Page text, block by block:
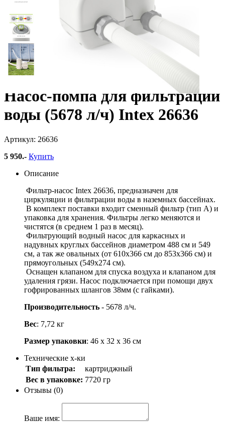
Насос-помпа для фильтрации
воды (5678 л/ч) Intex 26636
Артикул: 26636
5 950.- Купить
Описание
Фильтр-насос Intex 26636, предназначен для
циркуляции и фильтрации воды в наземных бассейнах.
В комплект поставки входит сменный фильтр (тип А) и
упаковка для хранения. Фильтры легко меняются и
чистятся (в среднем 1 раз в месяц).
Фильтрующий водный насос для каркасных и
надувных круглых бассейнов диаметром 488 см и 549
см, а так же овальных (от 610х366 см до 853х366 см) и
прямоугольных (549х274 см).
Оснащен клапаном для спуска воздуха и клапаном для
удаления грязи. Насос подключается при помощи двух
гофрированных шлангов 38мм (с гайками).
Производительность - 5678 л/ч.
Вес: 7,72 кг
Размер упаковки: 46 х 32 х 36 см
Технические х-ки
Тип фильтра:
картриджный
Вес в упаковке: 7720 гр
Отзывы (0)
Ваше имя: